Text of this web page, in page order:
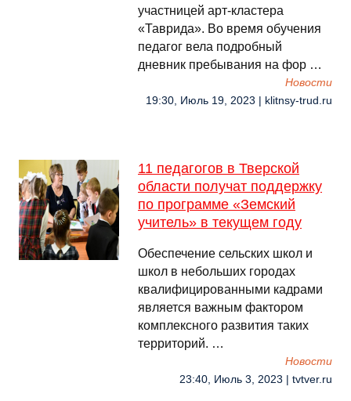
участницей арт-кластера
«Таврида». Во время обучения
педагог вела подробный
дневник пребывания на фор …
Новости
19:30, Июль 19, 2023 | klitnsy-trud.ru
11 педагогов в Тверской
области получат поддержку
по программе «Земский
учитель» в текущем году
Обеспечение сельских школ и
школ в небольших городах
квалифицированными кадрами
является важным фактором
комплексного развития таких
территорий. …
Новости
23:40, Июль 3, 2023 | tvtver.ru